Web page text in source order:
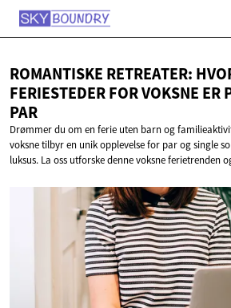
ROMANTISKE RETREATER:
FERIESTEDER FOR VOKSNE ER
PAR
Drømmer du om en ferie uten barn og
voksne tilbyr en unik opplevelse for par og single
luksus. La oss utforske denne voksne ferietrenden